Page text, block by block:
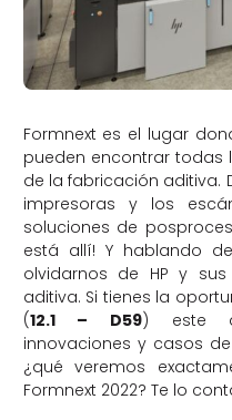
Formnext es el lugar
pueden encontrar todas
de la fabricación aditiva.
impresoras y los
soluciones de
está allí! Y hablando
olvidarnos de HP y
aditiva. Si tienes la
(12.1 – D59) este
innovaciones y casos
¿qué veremos
Formnext 2022? Te lo